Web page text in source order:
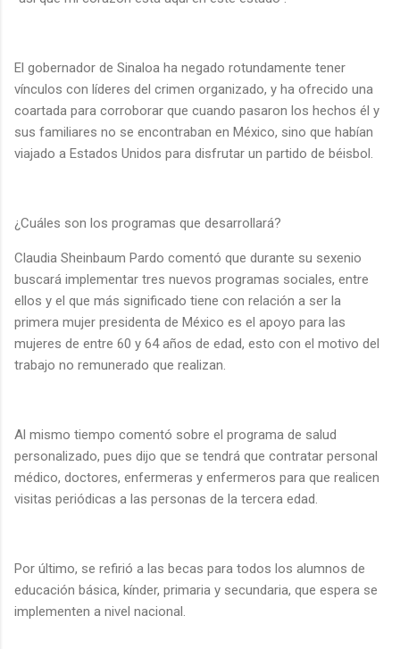
El gobernador de Sinaloa ha negado rotundamente tener
vínculos con líderes del crimen organizado, y ha ofrecido una
coartada para corroborar que cuando pasaron los hechos él y
sus familiares no se encontraban en México, sino que habían
viajado a Estados Unidos para disfrutar un partido de béisbol.
¿Cuáles son los programas que desarrollará?
Claudia Sheinbaum Pardo comentó que durante su sexenio
buscará implementar tres nuevos programas sociales, entre
ellos y el que más significado tiene con relación a ser la
primera mujer presidenta de México es el apoyo para las
mujeres de entre 60 y 64 años de edad, esto con el motivo del
trabajo no remunerado que realizan.
Al mismo tiempo comentó sobre el programa de salud
personalizado, pues dijo que se tendrá que contratar personal
médico, doctores, enfermeras y enfermeros para que realicen
visitas periódicas a las personas de la tercera edad.
Por último, se refirió a las becas para todos los alumnos de
educación básica, kínder, primaria y secundaria, que espera se
implementen a nivel nacional.